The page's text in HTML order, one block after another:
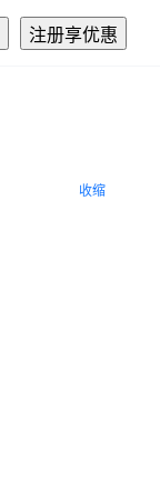
注册享优惠
收缩